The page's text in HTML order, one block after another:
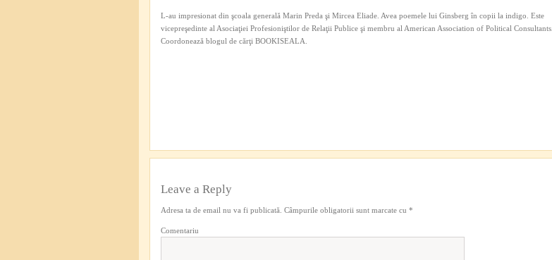
L-au impresionat din şcoala generală Marin Preda şi Mircea Eliade. Avea poemele lui Ginsberg în copii la indigo. Este
vicepreşedinte al Asociaţiei Profesioniştilor de Relaţii Publice şi membru al American Association of Political Consultants.
Coordonează blogul de cărţi BOOKISEALA.
Leave a Reply
Adresa ta de email nu va fi publicată. Câmpurile obligatorii sunt marcate cu *
Comentariu